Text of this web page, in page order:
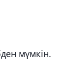
мүмкін.